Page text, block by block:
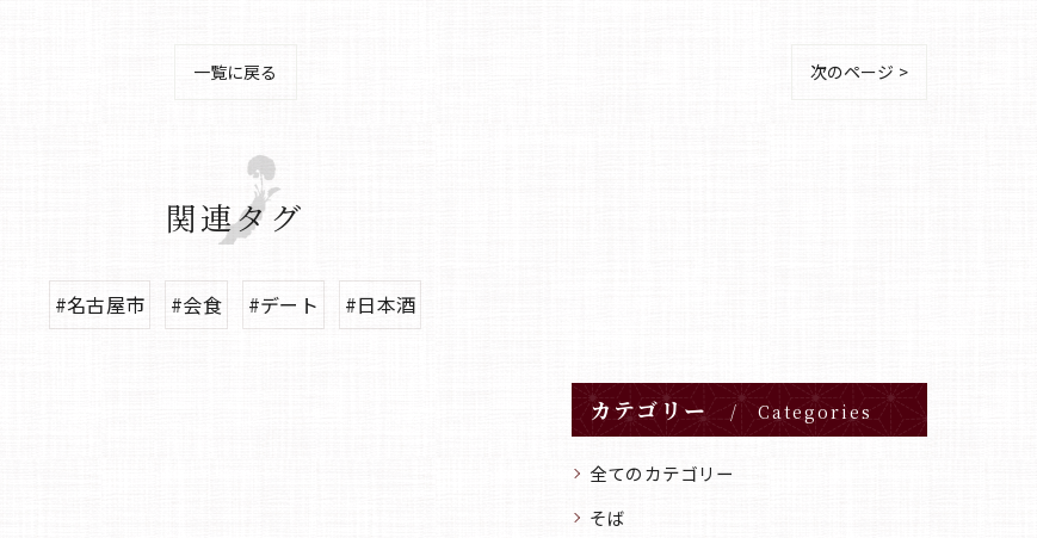
一覧に戻る 次のページ >
関連タグ
#名古屋市 #会食 #デート #日本酒
カテゴリー Categories
全てのカテゴリー
そば